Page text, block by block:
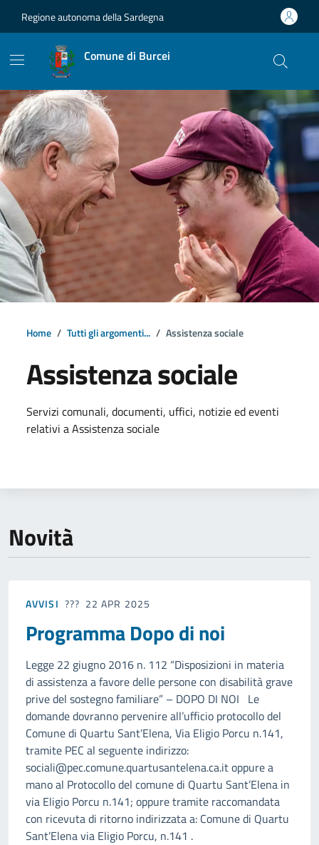
Regione autonoma della Sardegna
Comune di Burcei
Home Tutti gli argomenti... Assistenza sociale
Assistenza sociale
Dettagli della notizia
Servizi comunali, documenti, uffici, notizie ed eventi
relativi a Assistenza sociale
Novità
AVVISI 22 APR 2025
Programma Dopo di noi
Legge 22 giugno 2016 n. 112 “Disposizioni in materia
di assistenza a favore delle persone con disabilità grave
prive del sostegno familiare” – DOPO DI NOI Le
domande dovranno pervenire all’ufficio protocollo del
Comune di Quartu Sant’Elena, Via Eligio Porcu n.141,
tramite PEC al seguente indirizzo:
sociali@pec.comune.quartusantelena.ca.it oppure a
mano al Protocollo del comune di Quartu Sant’Elena in
via Eligio Porcu n.141; oppure tramite raccomandata
con ricevuta di ritorno indirizzata a: Comune di Quartu
Sant’Elena via Eligio Porcu, n.141 .